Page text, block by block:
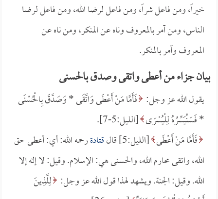
خيراً، ومن فاعل شراً، ومن فاعل لرضا الله، ومن فاعل لرضا
الناس، ومن آمر بالمعروف وناه عن المنكر، ومن ناه عن
المعروف وآمر بالمنكر.
بيان جزاء من أعطى واتقى وصدق بالحسنى
يقول الله عز وجل: فَأَمَّا مَنْ أَعْطَى وَاتَّقَى *وَصَدَّقَ بِالْحُسْنَى
*فَسَنُيَسِّرُهُ لِلْيُسْرَى [الليل:5-7].
فَأَمَّا مَنْ أَعْطَى [الليل:5] قال قتادةرحمه الله: أي: أعطى حق
الله، واتقى محارم الله، والحسنى هي: الإسلام. وقيل: لا إله إلا
الله. وقيل: الجنة. ويشهد لهذا قول الله عز وجل: لِلَّذِينَ